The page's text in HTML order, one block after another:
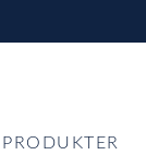
PRODUKTER